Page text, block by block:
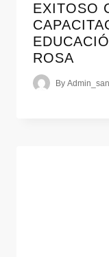
EXITOSO
ROSA
By